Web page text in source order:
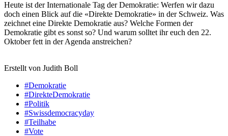
Heute ist der Internationale Tag der Demokratie: Werfen wir dazu
doch einen Blick auf die «Direkte Demokratie» in der Schweiz. Was
zeichnet eine Direkte Demokratie aus? Welche Formen der
Demokratie gibt es sonst so? Und warum solltet ihr euch den 22.
Oktober fett in der Agenda anstreichen?
Erstellt von Judith Boll
#Demokratie
#DirekteDemokratie
#Politik
#Swissdemocracyday
#Teilhabe
#Vote